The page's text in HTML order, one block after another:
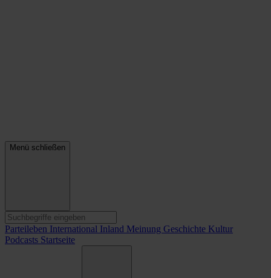
Menü schließen
Parteileben International Inland Meinung Geschichte Kultur
Podcasts Startseite